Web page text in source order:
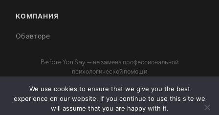
КОМПАНИЯ
Об авторе
Before You Say — не замена профессиональной
психологической помощи
© 2026 Before You Say
We use cookies to ensure that we give you the best
experience on our website. If you continue to use this site we
will assume that you are happy with it.